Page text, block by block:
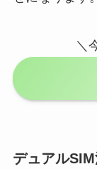
＼
デュアル